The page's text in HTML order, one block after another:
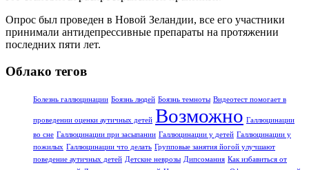
Опрос был проведен в Новой Зеландии, все его участники
принимали антидепрессивные препараты на протяжении
последних пяти лет.
Облако тегов
Болезнь галлюцинации Боязнь людей Боязнь темноты Видеотест помогает в
проведении оценки аутичных детей Возможно Галлюцинации
во сне Галлюцинации при засыпании Галлюцинации у детей Галлюцинации у
пожилых Галлюцинации что делать Групповые занятия йогой улучшают
поведение аутичных детей Детские неврозы Дипсомания Как избавиться от